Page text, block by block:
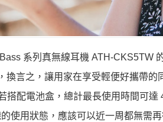
系列真無線耳機 ATH-CKS5TW
換言之，讓用家在享受輕便好攜帶
搭配電池盒，總計最長使用時間可
使用狀態，應該可以近一周都無需再